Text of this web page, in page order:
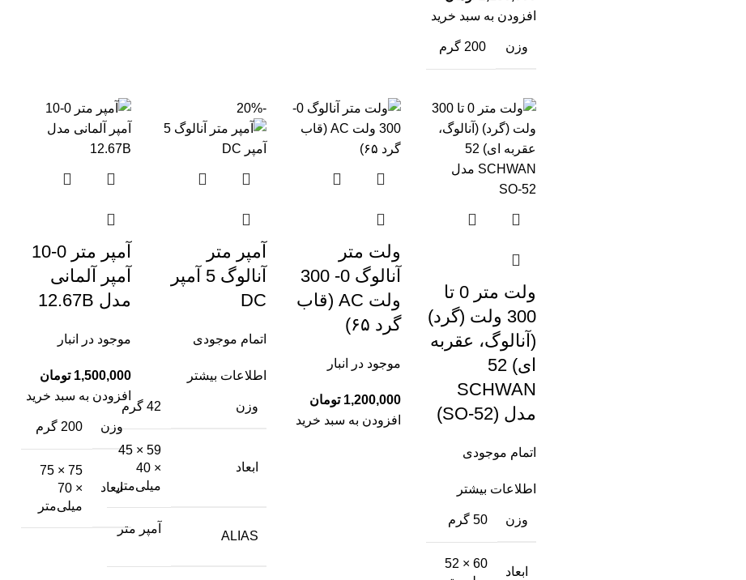
افزودن به سبد خرید
وزن 200 گرم
ولت متر 0 تا
300 ولت (گرد)
(آنالوگ، عقربه
ای) 52
SCHWAN
مدل (SO-52)
اتمام موجودی
اطلاعات بیشتر
وزن 50 گرم
ابعاد
60 × 52
ولت متر
آنالوگ 0- 300
ولت AC (قاب
گرد ۶۵)
موجود در انبار
تومان
افزودن به سبد خرید
-20%
آمپر متر
آنالوگ 5 آمپر
DC
اتمام موجودی
اطلاعات بیشتر
وزن 42 گرم
ابعاد
59 × 45
× 40
میلی‌متر
ALIAS
آمپر متر
آمپر متر 0-10
آمپر آلمانی
مدل 12.67B
موجود در انبار
تومان
افزودن به سبد خرید
وزن 200 گرم
ابعاد
75 × 75
× 70
میلی‌متر